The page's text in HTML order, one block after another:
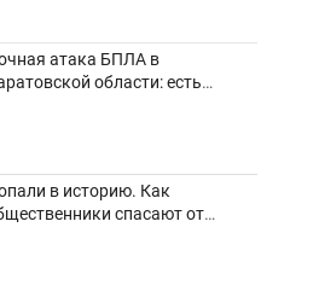
атака БПЛА в
области: есть
в историю. Как
спасают от